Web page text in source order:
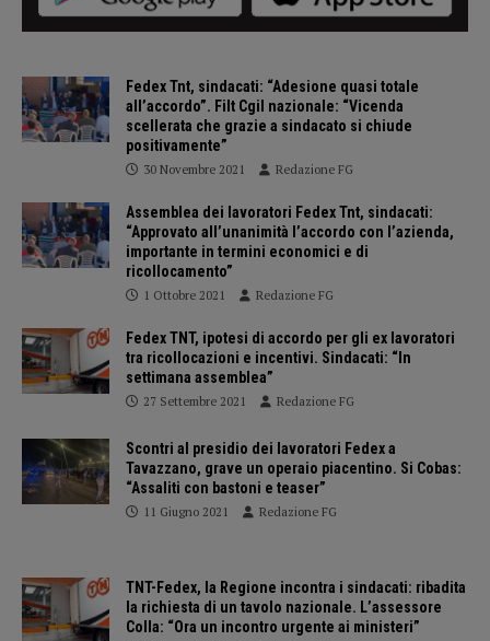
Fedex Tnt, sindacati: “Adesione quasi totale
all’accordo”. Filt Cgil nazionale: “Vicenda
scellerata che grazie a sindacato si chiude
positivamente”
30 Novembre 2021 Redazione FG
Assemblea dei lavoratori Fedex Tnt, sindacati:
“Approvato all’unanimità l’accordo con l’azienda,
importante in termini economici e di
ricollocamento”
1 Ottobre 2021 Redazione FG
Fedex TNT, ipotesi di accordo per gli ex lavoratori
tra ricollocazioni e incentivi. Sindacati: “In
settimana assemblea”
27 Settembre 2021 Redazione FG
Scontri al presidio dei lavoratori Fedex a
Tavazzano, grave un operaio piacentino. Si Cobas:
“Assaliti con bastoni e teaser”
11 Giugno 2021 Redazione FG
TNT-Fedex, la Regione incontra i sindacati: ribadita
la richiesta di un tavolo nazionale. L’assessore
Colla: “Ora un incontro urgente ai ministeri”